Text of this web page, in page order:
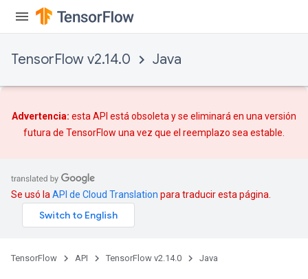
TensorFlow v2.14.0 Java
Advertencia: esta API está obsoleta y se eliminará en una versión
futura de TensorFlow una vez que el reemplazo sea estable.
Se usó la API de Cloud Translation para traducir esta página.
TensorFlow API TensorFlow v2.14.0 Java